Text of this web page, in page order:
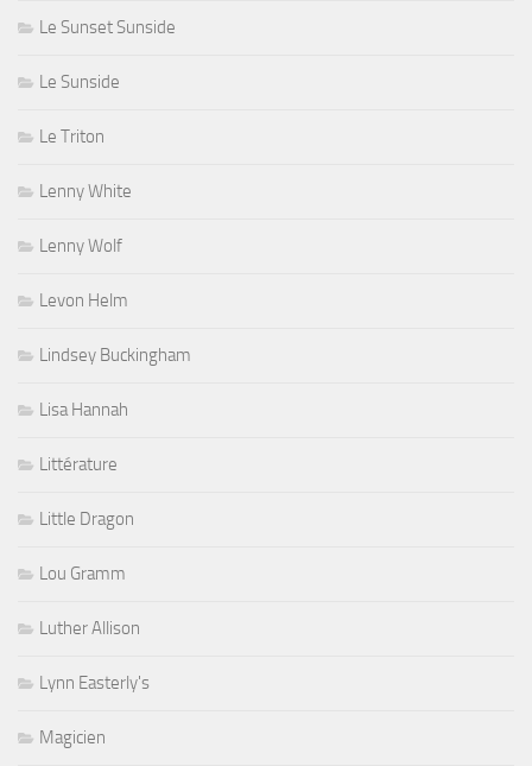
Le Sunset Sunside
Le Sunside
Le Triton
Lenny White
Lenny Wolf
Levon Helm
Lindsey Buckingham
Lisa Hannah
Littérature
Little Dragon
Lou Gramm
Luther Allison
Lynn Easterly's
Magicien